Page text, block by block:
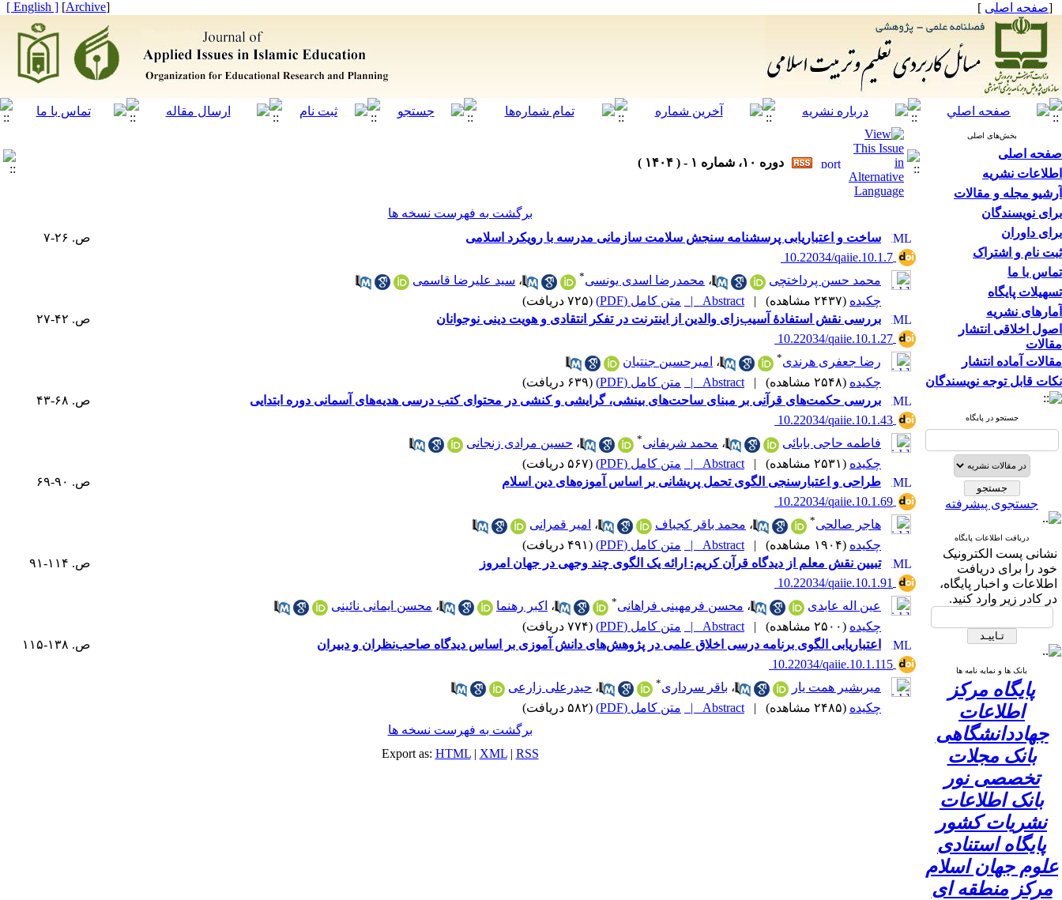
[صفحه اصلی ]
[
Archive
]
[ English ]
بخش‌های اصلی
صفحه اصلی
اطلاعات نشریه
آرشیو مجله و مقالات
برای نویسندگان
برای داوران
ثبت نام و اشتراک
تماس با ما
تسهیلات پایگاه
آمارهای نشریه
اصول اخلاقی انتشار
مقالات
مقالات آماده انتشار
نکات قابل توجه نویسندگان
جستجو در پایگاه
جستجوی پیشرفته
دریافت اطلاعات پایگاه
نشانی پست الکترونیک
خود را برای دریافت
اطلاعات و اخبار پایگاه،
در کادر زیر وارد کنید.
بانک ها و نمایه نامه ها
پایگاه مرکز
اطلاعات
جهاددانشگاهی
بانک مجلات
تخصصی نور
بانک اطلاعات
نشریات کشور
پایگاه استنادی
علوم جهان اسلام
مرکز منطقه ای
دوره ۱۰، شماره ۱ - ( ۱۴۰۴ )
برگشت به فهرست نسخه ها
ساخت و اعتباریابی پرسشنامه سنجش سلامت سازمانی مدرسه با رویکرد اسلامی
ص. ۲۶-۷
‎ 10.22034/qaiie.10.1.7
محمد حسن پرداختچی
، محمدرضا اسدی یونسی* ، سید علیرضا قاسمی
چکیده (۲۴۳۷ مشاهده) |
Abstract | متن کامل (PDF)
(۷۲۵ دریافت)
بررسی نقش استفادۀ آسیب‌زای والدین از اینترنت در تفکر انتقادی و هویت دینی نوجوانان
ص. ۴۲-۲۷
‎ 10.22034/qaiie.10.1.27
رضا جعفری هرندی* ، امیرحسین جنتیان
چکیده (۲۵۴۸ مشاهده) |
Abstract | متن کامل (PDF)
(۶۳۹ دریافت)
بررسی حکمت‌های قرآنی بر مبنای ساحت‌های بینشی، گرایشی و کنشی در محتوای کتب درسی هدیه‌های آسمانی دوره ابتدایی
ص. ۶۸-۴۳
‎ 10.22034/qaiie.10.1.43
فاطمه حاجی بابائی
، محمد شریفانی* ، حسین مرادی زنجانی
چکیده (۲۵۳۱ مشاهده) |
Abstract | متن کامل (PDF)
(۵۶۷ دریافت)
طراحی و اعتبارسنجی الگوی تحمل پریشانی بر اساس آموزه‌های دین اسلام
ص. ۹۰-۶۹
‎ 10.22034/qaiie.10.1.69
هاجر صالحی* ، محمد باقر کجباف ، امیر قمرانی
چکیده (۱۹۰۴ مشاهده) |
Abstract | متن کامل (PDF)
(۴۹۱ دریافت)
تبیین نقش معلم از دیدگاه قرآن کریم: ارائه یک الگوی چند وجهی در جهان امروز
ص. ۱۱۴-۹۱
‎ 10.22034/qaiie.10.1.91
عین اله عابدی
، محسن فرمهینی فراهانی* ، اکبر رهنما ، محسن ایمانی نائینی
چکیده (۲۵۰۰ مشاهده) |
Abstract | متن کامل (PDF)
(۷۷۴ دریافت)
اعتباریابی الگوی برنامه درسی اخلاق علمی در پژوهش‌های دانش آموزی بر اساس دیدگاه صاحب‌نظران و دبیران
ص. ۱۳۸-۱۱۵
‎ 10.22034/qaiie.10.1.115
میربشیر همت یار
، باقر سرداری* ، حیدرعلی زارعی
چکیده (۲۴۸۵ مشاهده) |
Abstract | متن کامل (PDF)
(۵۸۲ دریافت)
برگشت به فهرست نسخه ها
Export as: HTML| XML| RSS